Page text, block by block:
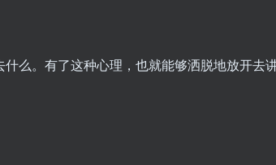
么。有了这种心理，也就能够洒脱地放开去